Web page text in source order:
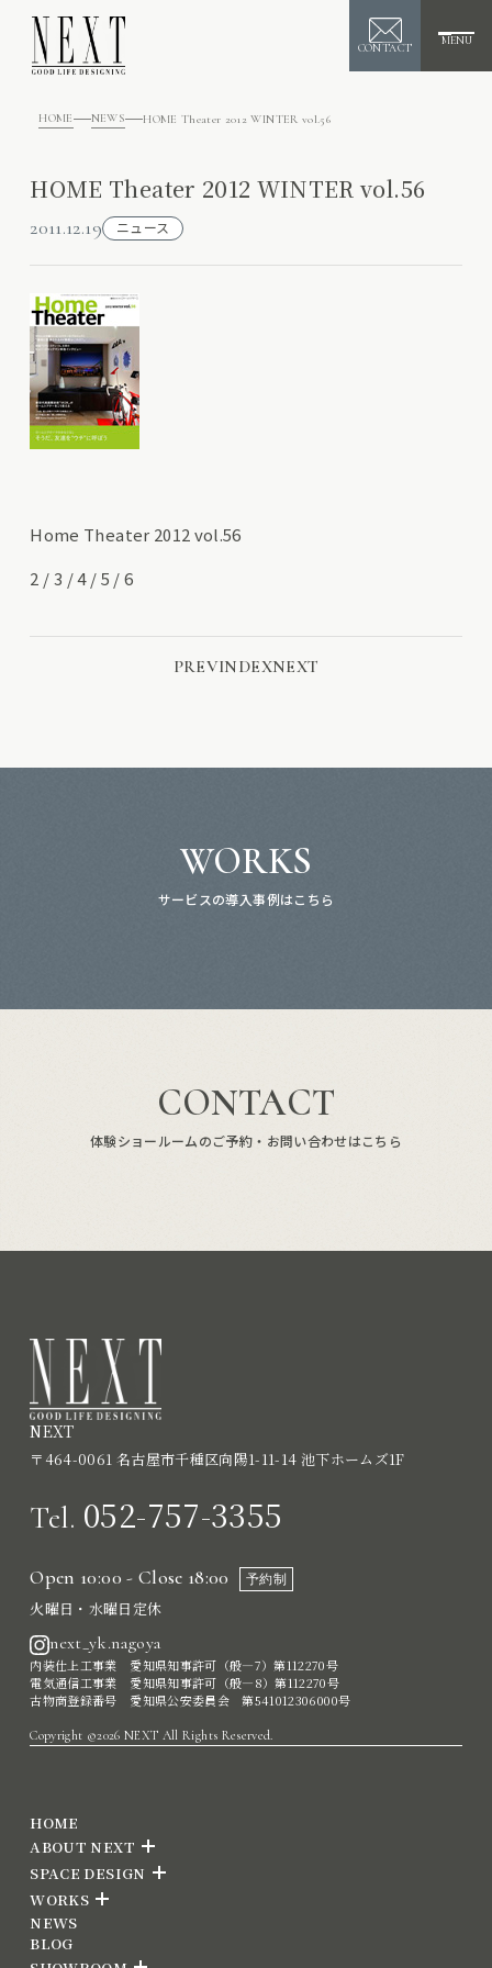
CONTACT
MENU
HOME NEWS HOME Theater 2012 WINTER vol.56
HOME Theater 2012 WINTER vol.56
2011.12.19 ニュース
Home Theater 2012 vol.56
2 /3 /4/5 /6
PREVINDEXNEXT
WORKS
サービスの導入事例はこちら
CONTACT
体験ショールームのご予約・お問い合わせはこちら
NEXT
〒464-0061 名古屋市千種区向陽1-11-14 池下ホームズ1F
Tel. 052-757-3355
Open 10:00 - Close 18:00 予約制
火曜日・水曜日定休
next_yk.nagoya
内装仕上工事業 愛知県知事許可（般―7）第112270号
電気通信工事業 愛知県知事許可（般―8）第112270号
古物商登録番号 愛知県公安委員会 第541012306000号
Copyright ©2026 NEXT All Rights Reserved.
HOME
ABOUT NEXT
SPACE DESIGN
WORKS
NEWS
BLOG